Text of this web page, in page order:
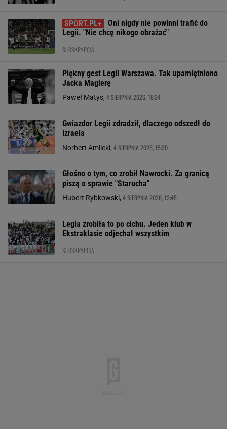
Oni nigdy nie powinni trafić do
Legii. "Nie chcę nikogo obrażać"
SUBSKRYPCJA
Piękny gest Legii Warszawa. Tak upamiętniono
Jacka Magierę
Paweł Matys, 4 SIERPNIA 2026, 18:24
Gwiazdor Legii zdradził, dlaczego odszedł do
Izraela
Norbert Amlicki, 4 SIERPNIA 2026, 15:30
Głośno o tym, co zrobił Nawrocki. Za granicą
piszą o sprawie "Starucha"
Hubert Rybkowski, 4 SIERPNIA 2026, 12:45
Legia zrobiła to po cichu. Jeden klub w
Ekstraklasie odjechał wszystkim
SUBSKRYPCJA